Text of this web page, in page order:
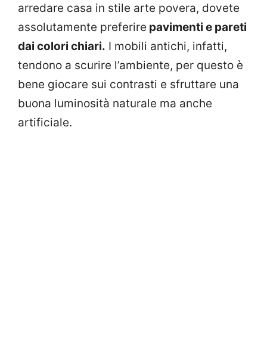
arredare casa in stile arte povera, dovete
assolutamente preferire pavimenti e pareti
dai colori chiari. I mobili antichi, infatti,
tendono a scurire l’ambiente, per questo è
bene giocare sui contrasti e sfruttare una
buona luminosità naturale ma anche
artificiale.